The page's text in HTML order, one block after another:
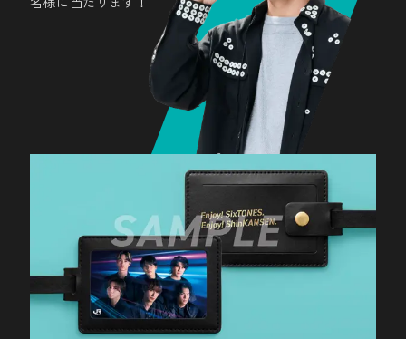
#JR東日本 #SixTONES_JR
ARフォトフレーム設置駅
新青森駅 七戸十和田駅
岩手県